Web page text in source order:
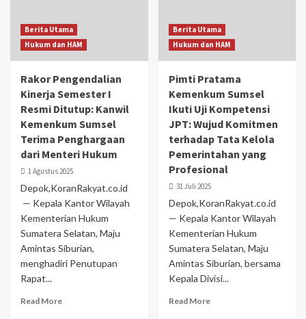
Berita Utama
Hukum dan HAM
Rakor Pengendalian
Kinerja Semester I
Resmi Ditutup: Kanwil
Kemenkum Sumsel
Terima Penghargaan
dari Menteri Hukum
1 Agustus 2025
Depok,KoranRakyat.co.id
— Kepala Kantor Wilayah
Kementerian Hukum
Sumatera Selatan, Maju
Amintas Siburian,
menghadiri Penutupan
Rapat...
Read More
Berita Utama
Hukum dan HAM
Pimti Pratama
Kemenkum Sumsel
Ikuti Uji Kompetensi
JPT: Wujud Komitmen
terhadap Tata Kelola
Pemerintahan yang
Profesional
31 Juli 2025
Depok,KoranRakyat.co.id
— Kepala Kantor Wilayah
Kementerian Hukum
Sumatera Selatan, Maju
Amintas Siburian, bersama
Kepala Divisi...
Read More